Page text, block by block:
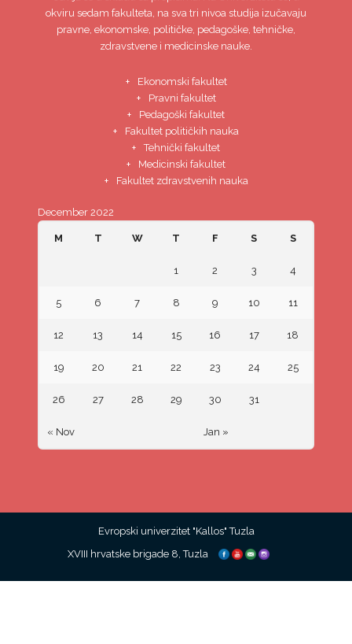
okviru sedam fakulteta, na sva tri nivoa studija izučavaju
pravne, ekonomske, političke, pedagoške, tehničke,
zdravstvene i medicinske nauke.
Ekonomski fakultet
Pravni fakultet
Pedagoški fakultet
Fakultet političkih nauka
Tehnički fakultet
Medicinski fakultet
Fakultet zdravstvenih nauka
December 2022
M T W T F S S
« Nov Jan »
1 2 3 4
5 6 7 8 9 10 11
12 13 14 15 16 17 18
19 20 21 22 23 24 25
26 27 28 29 30 31
Evropski univerzitet "Kallos" Tuzla
XVIII hrvatske brigade 8, Tuzla